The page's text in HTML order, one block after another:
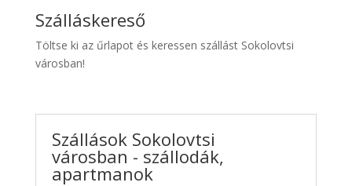
Kiwi
Taxi
Szálláskereső
Töltse ki az űrlapot és keressen szállást Sokolovtsi
városban!
Szállások Sokolovtsi
városban - szállodák,
apartmanok